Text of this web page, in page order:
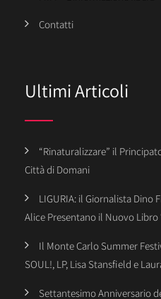
Contatti
Ultimi Articoli
“Rinaturalizzare” il
Città di Domani
LIGURIA: il Giornalista Dino
Alice Presentano il Nuovo Libro
Il Monte Carlo Summer
SOUL!, LP, Lisa Stansfield e
Settantesimo Anniversario